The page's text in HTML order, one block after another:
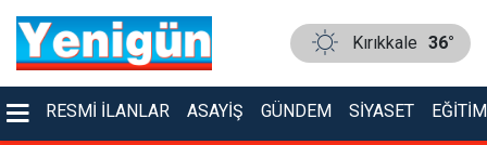
Kırıkkale 36°
RESMI İLANLAR ASAYIŞ GÜNDEM SIYASET EĞITIM